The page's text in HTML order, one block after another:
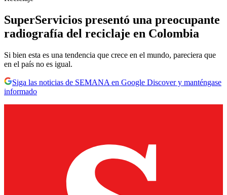
SuperServicios presentó una preocupante
radiografía del reciclaje en Colombia
Si bien esta es una tendencia que crece en el mundo, pareciera que
en el país no es igual.
Siga las noticias de SEMANA en Google Discover y manténgase
informado